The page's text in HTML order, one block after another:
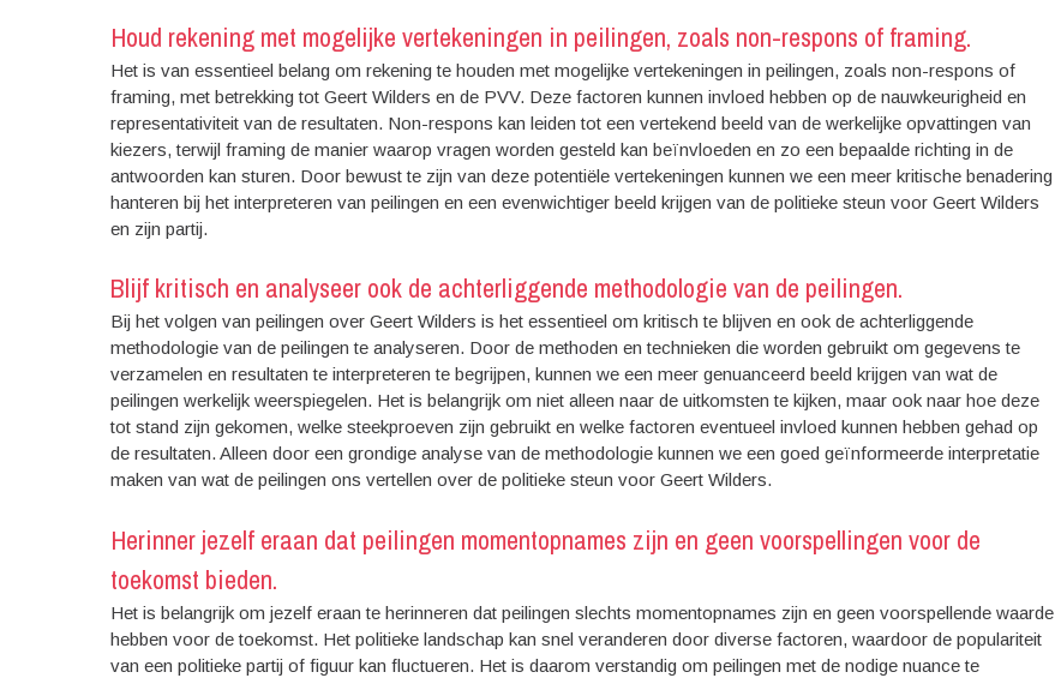
Houd rekening met mogelijke vertekeningen in peilingen, zoals non-respons of framing.
Het is van essentieel belang om rekening te houden met mogelijke vertekeningen in peilingen, zoals non-respons of
framing, met betrekking tot Geert Wilders en de PVV. Deze factoren kunnen invloed hebben op de nauwkeurigheid en
representativiteit van de resultaten. Non-respons kan leiden tot een vertekend beeld van de werkelijke opvattingen van
kiezers, terwijl framing de manier waarop vragen worden gesteld kan beïnvloeden en zo een bepaalde richting in de
antwoorden kan sturen. Door bewust te zijn van deze potentiële vertekeningen kunnen we een meer kritische benadering
hanteren bij het interpreteren van peilingen en een evenwichtiger beeld krijgen van de politieke steun voor Geert Wilders
en zijn partij.
Blijf kritisch en analyseer ook de achterliggende methodologie van de peilingen.
Bij het volgen van peilingen over Geert Wilders is het essentieel om kritisch te blijven en ook de achterliggende
methodologie van de peilingen te analyseren. Door de methoden en technieken die worden gebruikt om gegevens te
verzamelen en resultaten te interpreteren te begrijpen, kunnen we een meer genuanceerd beeld krijgen van wat de
peilingen werkelijk weerspiegelen. Het is belangrijk om niet alleen naar de uitkomsten te kijken, maar ook naar hoe deze
tot stand zijn gekomen, welke steekproeven zijn gebruikt en welke factoren eventueel invloed kunnen hebben gehad op
de resultaten. Alleen door een grondige analyse van de methodologie kunnen we een goed geïnformeerde interpretatie
maken van wat de peilingen ons vertellen over de politieke steun voor Geert Wilders.
Herinner jezelf eraan dat peilingen momentopnames zijn en geen voorspellingen voor de
toekomst bieden.
Het is belangrijk om jezelf eraan te herinneren dat peilingen slechts momentopnames zijn en geen voorspellende waarde
hebben voor de toekomst. Het politieke landschap kan snel veranderen door diverse factoren, waardoor de populariteit
van een politieke partij of figuur kan fluctueren. Het is daarom verstandig om peilingen met de nodige nuance te